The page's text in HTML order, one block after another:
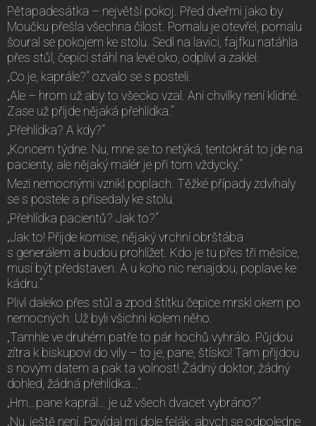
Pětapadesátka – největší pokoj. Před dveřmi jako by
Moučku přešla všechna čilost. Pomalu je otevřel, pomalu
šoural se pokojem ke stolu. Sedl na lavici, fajfku natáhla
přes stůl, čepici stáhl na levé oko, odplivl a zaklel.
„Co je, kaprále?“ ozvalo se s postelí.
„Ale – hrom už aby to všecko vzal. Ani chvilky není klidné.
Zase už přijde nějaká přehlídka.“
„Přehlídka? A kdy?“
„Koncem týdne. Nu, mne se to netýká, tentokrát to jde na
pacienty, ale nějaký malér je při tom vždycky.“
Mezi nemocnými vznikl poplach. Těžké případy zdvíhaly
se s postele a přisedaly ke stolu.
„Přehlídka pacientů? Jak to?“
„Jak to! Přijde komise, nějaký vrchní obrštába
s generálem a budou prohlížet. Kdo je tu přes tři měsíce,
musí být představen. A u koho nic nenajdou, poplave ke
kádru.“
Plivl daleko přes stůl a zpod štítku čepice mrskl okem po
nemocných. Už byli všichni kolem něho.
„Tamhle ve druhém patře to pár hochů vyhrálo. Půjdou
zítra k biskupovi do vily – to je, pane, štísko! Tam přijdou
s novým datem a pak ta volnost! Žádný doktor, žádný
dohled, žádná přehlídka…“
„Hm…pane kaprál… je už všech dvacet vybráno?“
„Nu, ještě není. Povídal mi dole felák, abych se odpoledne